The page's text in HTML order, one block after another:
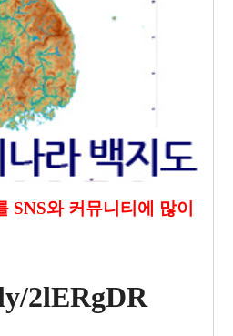
SNS와 커뮤니티에 많이
2lERgDR